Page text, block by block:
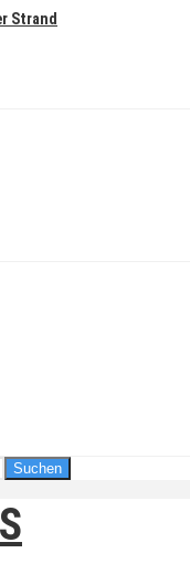
Strand
Suchen